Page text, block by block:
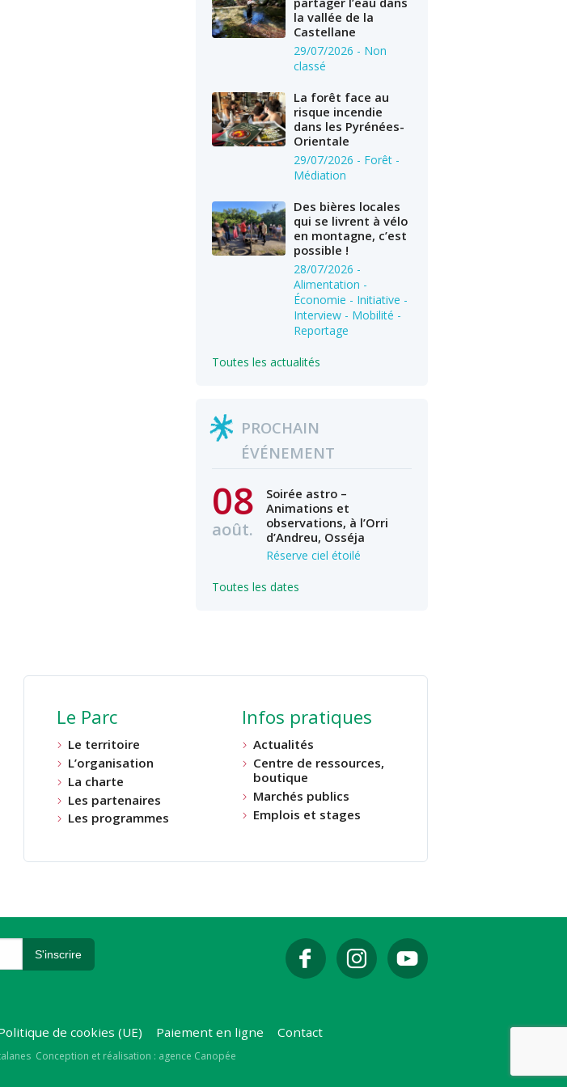
la vallée de la
Castellane
29/07/2026 - Non
classé
La forêt face au
risque incendie
dans les Pyrénées-
Orientale
29/07/2026 - Forêt -
Médiation
Des bières locales
qui se livrent à vélo
en montagne, c’est
possible !
28/07/2026 -
Alimentation -
Économie - Initiative -
Interview - Mobilité -
Reportage
Toutes les actualités
PROCHAIN
ÉVÉNEMENT
08
août.
Soirée astro –
Animations et
observations, à l’Orri
d’Andreu, Osséja
Réserve ciel étoilé
Toutes les dates
Le Parc
Le territoire
L’organisation
La charte
Les partenaires
Les programmes
Infos pratiques
Actualités
Centre de ressources,
boutique
Marchés publics
Emplois et stages
de cookies (UE) Paiement en ligne Contact
Conception et réalisation : agence Canopée